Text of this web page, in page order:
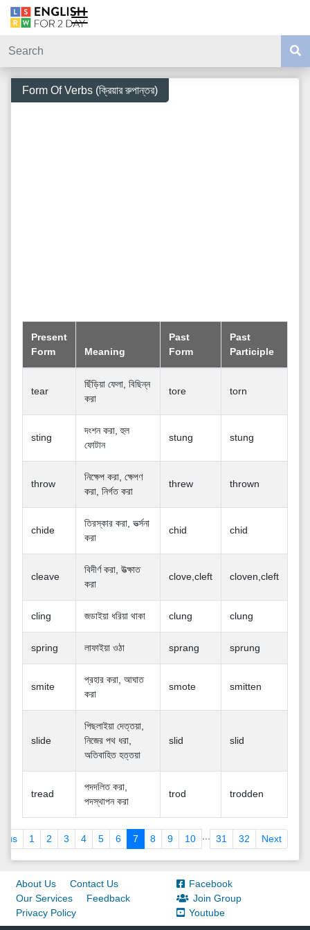
Form Of Verbs (ক্রিয়ার রুপান্তর)
Present
Form
Meaning
Past
Form
Past
Participle
tear
ছিঁড়িয়া ফেলা, বিছিন্ন
করা
tore torn
sting
দংশন করা, হুল
ফোটান
stung stung
throw
নিক্ষেপ করা, ক্ষেপণ
করা, নির্গত করা
threw thrown
chide
তিরস্কার করা, ভর্ত্সনা
করা
chid chid
cleave
বিদীর্ণ করা, উত্ক্ষাত
করা
clove,cleft cloven,cleft
cling জডাইয়া ধরিয়া থাকা clung clung
spring লাফাইয়া ওঠা sprang sprung
smite
প্রহার করা, আঘাত
করা
smote smitten
slide
পিছলাইয়া দেত্তয়া,
নিজের পথ ধরা,
অতিবাহিত হত্তয়া
slid slid
tread
পদদলিত করা,
পদস্থাপন করা
trod trodden
1 2 3 4 5 6 7 8 9 10 31 32 Next
About Us
Contact Us
Our Services
Feedback
Privacy Policy
Facebook
Join Group
Youtube